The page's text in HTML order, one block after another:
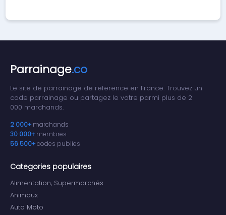
Parrainage.co
Le site de parrainage de reference en France. Trouvez un
code parrainage ou partagez le votre parmi plus de 2
000 marchands.
2 000+ marchands
30 000+ membres
56 500+codes publies
Categories populaires
Alimentation, Supermarchés
Animaux
Auto Moto